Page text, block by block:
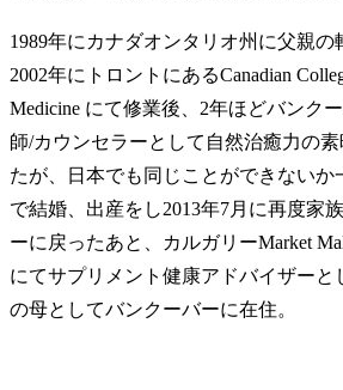
1989年にカナダオンタリオ州に父親の
2002年にトロントにあるCanadian
Medicine にて修業後、2年ほどバンク
師/カウンセラーとして自然治癒力の
たが、日本でも同じことができないか
で結婚、出産をし2013年7月に再度家
ーに戻ったあと、カルガリーMarket
にてサプリメント健康アドバイザーと
の母としてバンクーバーに在住。